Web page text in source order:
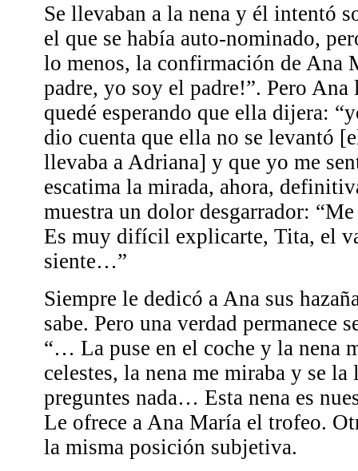
Se llevaban a la nena y él intentó
el que se había auto-nominado,
lo menos, la confirmación de Ana
padre, yo soy el padre!”. Pero
quedé esperando que ella dijera:
dio cuenta que ella no se levantó
llevaba a Adriana] y que yo me
escatima la mirada, ahora,
muestra un dolor desgarrador:
Es muy difícil explicarte, Tita, el
siente…”
Siempre le dedicó a Ana sus
sabe. Pero una verdad permanece
“… La puse en el coche y la nena
celestes, la nena me miraba y se
preguntes nada… Esta nena es
Le ofrece a Ana María el trofeo.
la misma posición subjetiva.